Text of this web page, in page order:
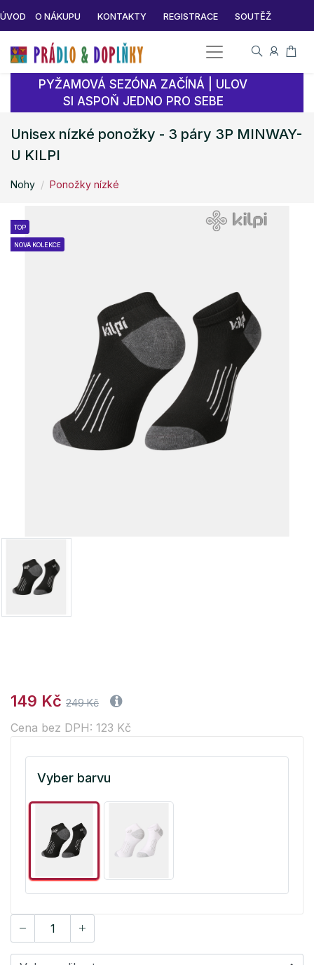
ÚVOD O NÁKUPU KONTAKTY REGISTRACE SOUTĚŽ
PYŽAMOVÁ SEZÓNA ZAČÍNÁ | ULOV
SI ASPOŇ JEDNO PRO SEBE
Unisex nízké ponožky - 3 páry 3P MINWAY-
U KILPI
Nohy Ponožky nízké
TOP
NOVÁ KOLEKCE
149 Kč 249 Kč
Cena bez DPH: 123 Kč
Vyber barvu